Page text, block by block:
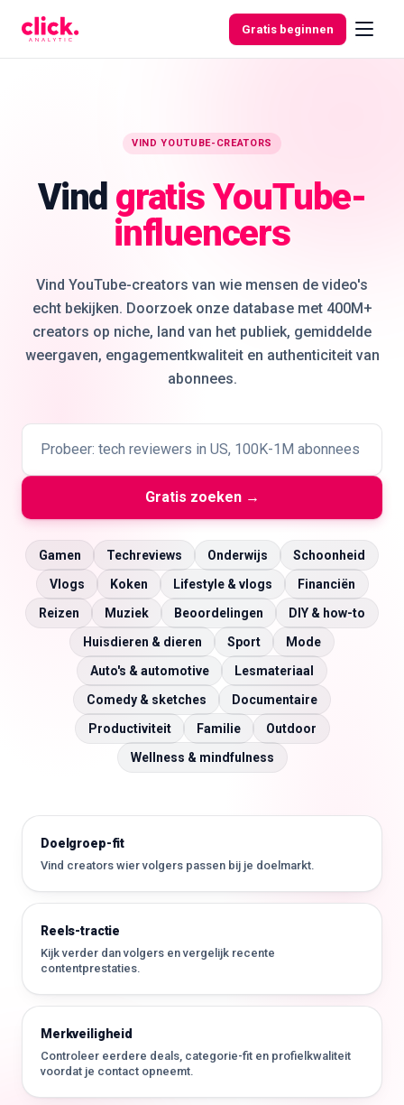
Gratis beginnen
Gratis
tools
🇳🇱
VIND YOUTUBE-CREATORS
Vind gratis YouTube-
influencers
Vind YouTube-creators van wie mensen de video's
echt bekijken. Doorzoek onze database met 400M+
creators op niche, land van het publiek, gemiddelde
weergaven, engagementkwaliteit en authenticiteit van
abonnees.
Gratis zoeken →
Gamen Techreviews Onderwijs
Schoonheid
Vlogs
Koken Lifestyle & vlogs
Financiën
Reizen
Muziek Beoordelingen
DIY & how-to
Huisdieren & dieren
Sport
Mode
Auto's & automotive
Lesmateriaal
Comedy & sketches
Documentaire
Productiviteit
Familie
Outdoor
Wellness & mindfulness
Doelgroep-fit
Vind creators wier volgers passen bij je doelmarkt.
Reels-tractie
Kijk verder dan volgers en vergelijk recente
contentprestaties.
Merkveiligheid
Controleer eerdere deals, categorie-fit en profielkwaliteit
voordat je contact opneemt.